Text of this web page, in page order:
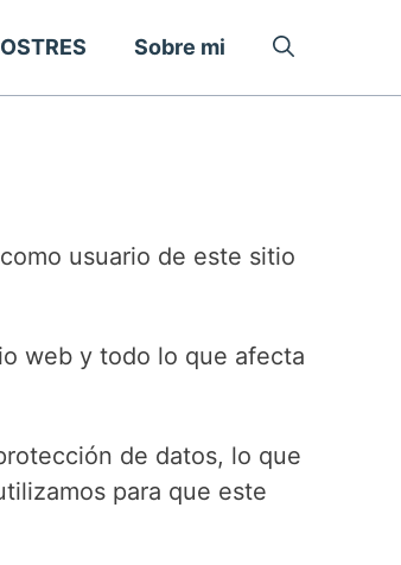
Sobre mi
usuario de este sitio
web y todo lo que afecta
de datos, lo que
para que este